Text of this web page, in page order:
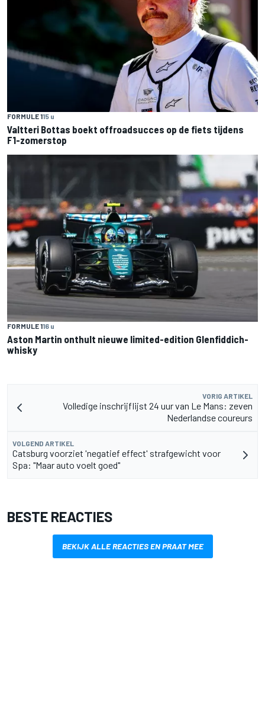
FORMULE 115 u
Valtteri Bottas boekt offroadsucces op de fiets tijdens
F1-zomerstop
FORMULE 116 u
Aston Martin onthult nieuwe limited-edition Glenfiddich-
whisky
VORIG ARTIKEL
Volledige inschrijflijst 24 uur van Le Mans: zeven
Nederlandse coureurs
VOLGEND ARTIKEL
Catsburg voorziet 'negatief effect' strafgewicht voor
Spa: "Maar auto voelt goed"
BESTE REACTIES
BEKIJK ALLE REACTIES EN PRAAT MEE